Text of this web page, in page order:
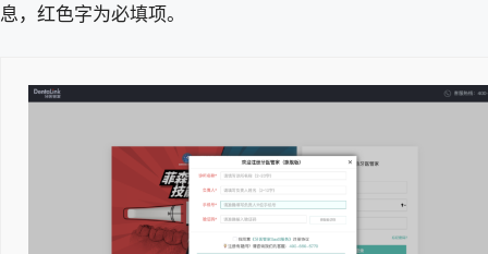
息，红色字为必填项。